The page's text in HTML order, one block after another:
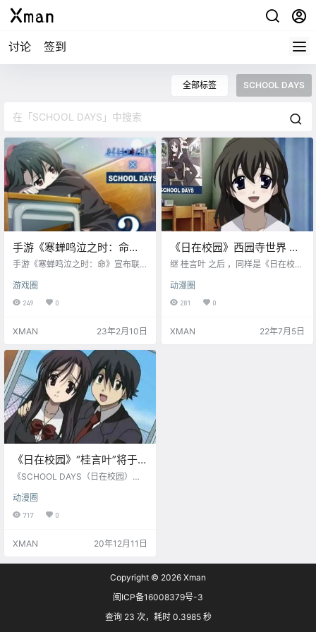
讨论 签到
全部标签 SCHOOL DAYS
手游《寒蝉鸣泣之时：命》
宣布联动《School Days》
手游《寒蝉鸣泣之时：命》宣布联
游戏圈
249 0
XMAN 23年2月10日
《日在校园》西园寺世界 宣
布Vtuber出道
继 桂言叶 之后 ，同样是《日在校园
园寺世界”的声优 河原木志穂（45）
宣布Vtuber（虚拟主播）出道，并
动漫圈
281 0
XMAN 22年7月5日
《日在校园》“桂言叶”将于
12月24日Vtuber（虚拟主
《SCHOOL DAYS（日在校园）》
叶”将在12月24日作为VTuber出道 ​​​​
动漫圈
717 0
XMAN 20年12月11日
Copyright © 2026 Xman
闽ICP备16008379号-3
查询 23 次，耗时 0.3985 秒